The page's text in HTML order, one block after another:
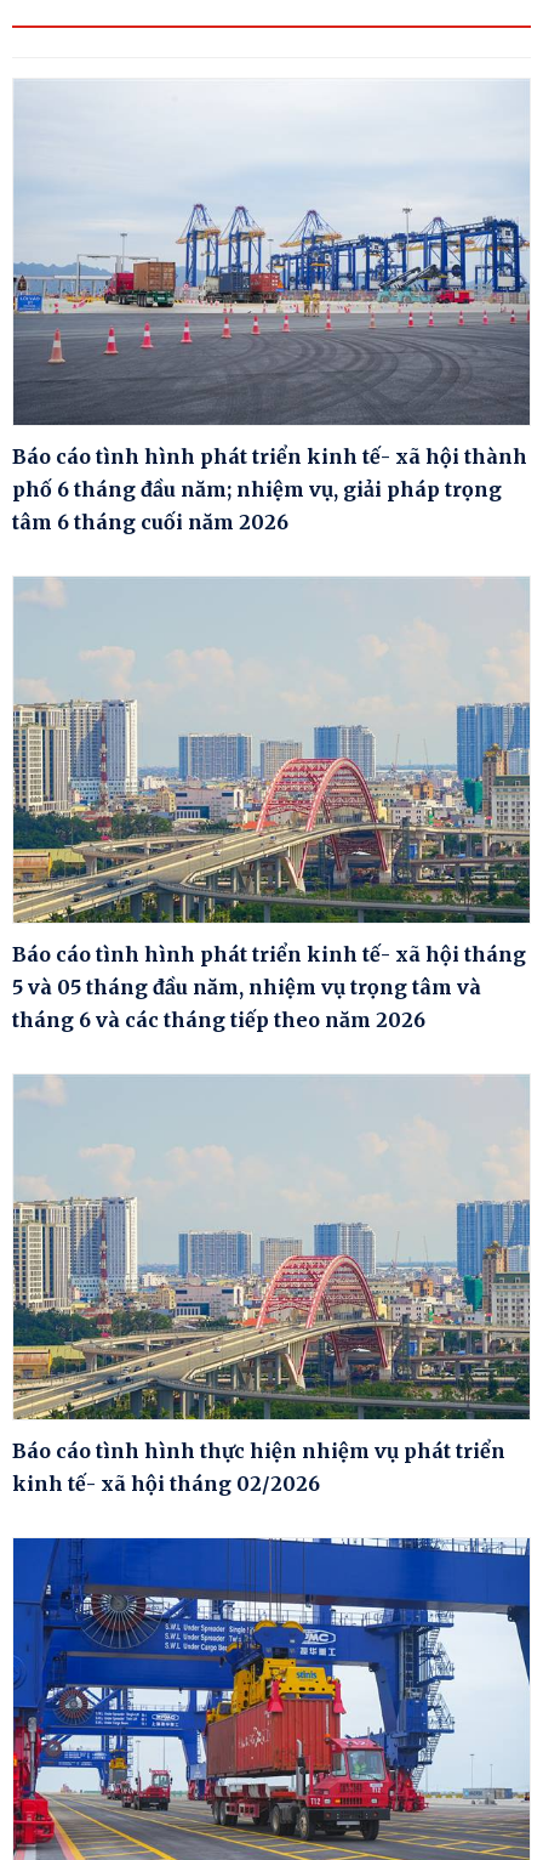
Báo cáo tình hình phát triển kinh tế- xã hội thành
phố 6 tháng đầu năm; nhiệm vụ, giải pháp trọng
tâm 6 tháng cuối năm 2026
Báo cáo tình hình phát triển kinh tế- xã hội tháng
5 và 05 tháng đầu năm, nhiệm vụ trọng tâm và
tháng 6 và các tháng tiếp theo năm 2026
Báo cáo tình hình thực hiện nhiệm vụ phát triển
kinh tế- xã hội tháng 02/2026